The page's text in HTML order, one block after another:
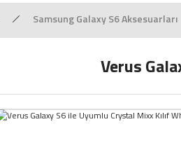
Samsung Galaxy S6 Aksesuarları
Verus